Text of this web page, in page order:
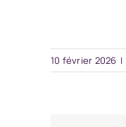
10 février 2026 |